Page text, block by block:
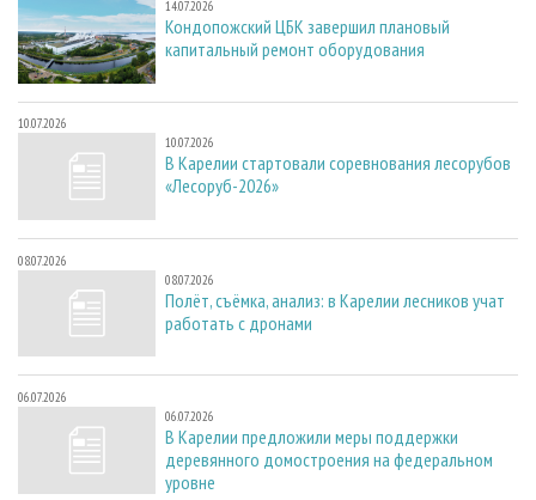
14.07.2026
Кондопожский ЦБК завершил плановый
капитальный ремонт оборудования
10.07.2026
10.07.2026
В Карелии стартовали соревнования лесорубов
«Лесоруб-2026»
08.07.2026
08.07.2026
Полёт, съёмка, анализ: в Карелии лесников учат
работать с дронами
06.07.2026
06.07.2026
В Карелии предложили меры поддержки
деревянного домостроения на федеральном
уровне